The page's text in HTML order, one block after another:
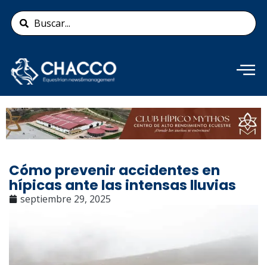
contenido
Search
...
Añade aquí tu texto de
cabecera
Cómo prevenir accidentes en
hípicas ante las intensas lluvias
septiembre 29, 2025